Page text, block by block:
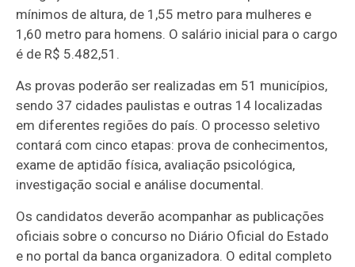
mínimos de altura, de 1,55 metro para mulheres e
1,60 metro para homens. O salário inicial para o cargo
é de R$ 5.482,51.
As provas poderão ser realizadas em 51 municípios,
sendo 37 cidades paulistas e outras 14 localizadas
em diferentes regiões do país. O processo seletivo
contará com cinco etapas: prova de conhecimentos,
exame de aptidão física, avaliação psicológica,
investigação social e análise documental.
Os candidatos deverão acompanhar as publicações
oficiais sobre o concurso no Diário Oficial do Estado
e no portal da banca organizadora. O edital completo